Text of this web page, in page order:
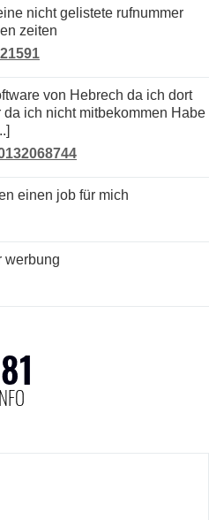
zeiten
ich nicht mitbekommen Habe
einen job für mich
werbung